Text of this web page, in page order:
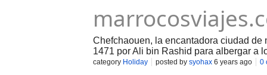
Chefchaouen, la encantadora ciudad de
1471 por Ali bin Rashid para albergar a
category Holiday posted by syohax 6 years ago 0